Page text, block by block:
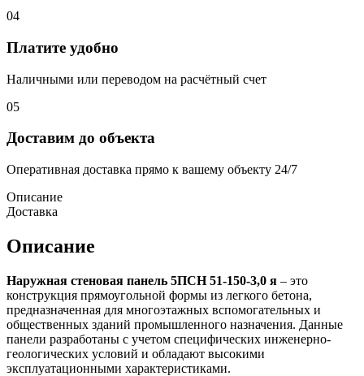
04
Платите удобно
Наличными или переводом на расчётный счет
05
Доставим до объекта
Оперативная доставка прямо к вашему объекту 24/7
Описание
Доставка
Описание
Наружная стеновая панель 5ПСН 51-150-3,0 я – это
конструкция прямоугольной формы из легкого бетона,
предназначенная для многоэтажных вспомогательных и
общественных зданий промышленного назначения. Данные
панели разработаны с учетом специфических инженерно-
геологических условий и обладают высокими
эксплуатационными характеристиками.